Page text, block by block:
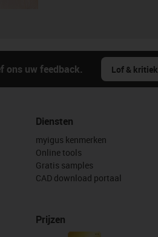
ons uw feedback. Lof & kritiek
Diensten
myigus kenmerken
Online tools
Gratis samples
CAD download portaal
Prijzen